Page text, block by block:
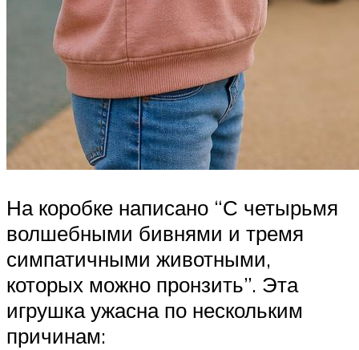
На коробке написано “С четырьмя
волшебными бивнями и тремя
симпатичными животными,
которых можно пронзить”. Эта
игрушка ужасна по нескольким
причинам: